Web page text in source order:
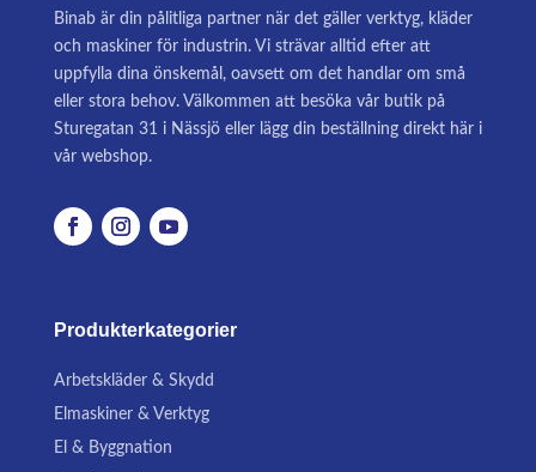
Binab är din pålitliga partner när det gäller verktyg, kläder
och maskiner för industrin. Vi strävar alltid efter att
uppfylla dina önskemål, oavsett om det handlar om små
eller stora behov. Välkommen att besöka vår butik på
Sturegatan 31 i Nässjö eller lägg din beställning direkt här i
vår webshop.
Produkterkategorier
Arbetskläder & Skydd
Elmaskiner & Verktyg
El & Byggnation